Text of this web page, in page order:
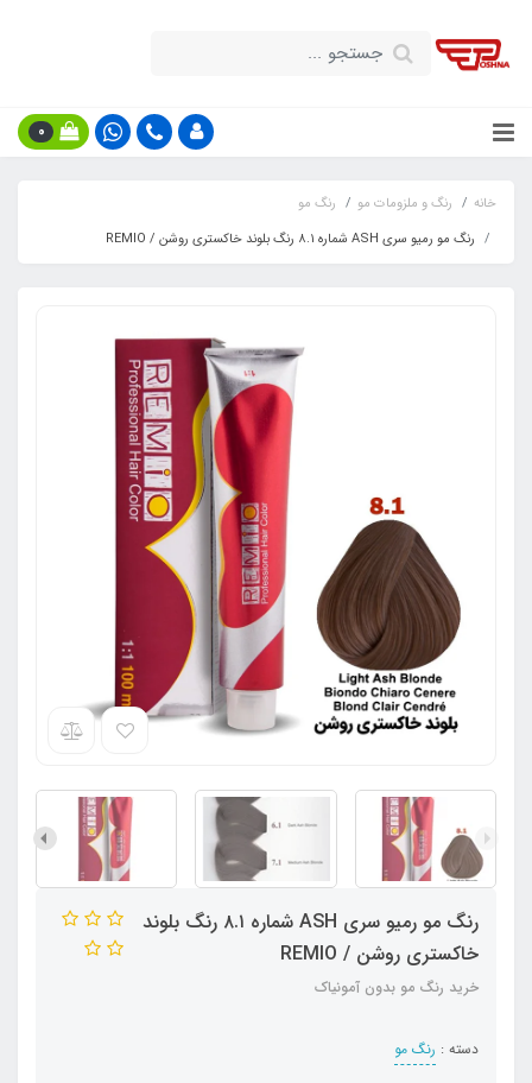
0
خانه رنگ و ملزومات مو
رنگ مو
رنگ مو رمیو سری ASH شماره ۸.۱ رنگ بلوند خاکستری روشن / REMIO
رنگ مو رمیو سری ASH شماره ۸.۱ رنگ بلوند
خاکستری روشن / REMIO
خرید رنگ مو بدون آمونیاک
دسته : رنگ مو